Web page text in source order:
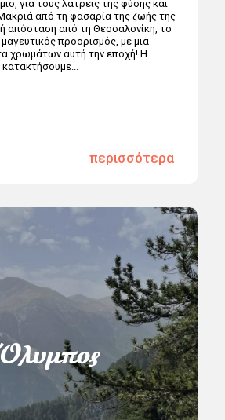
για τους λάτρεις της φύσης και
από τη φασαρία της ζωής της
απόσταση από τη Θεσσαλονίκη, το
μαγευτικός προορισμός, με μια
χρωμάτων αυτή την εποχή! Η
περισσότερα